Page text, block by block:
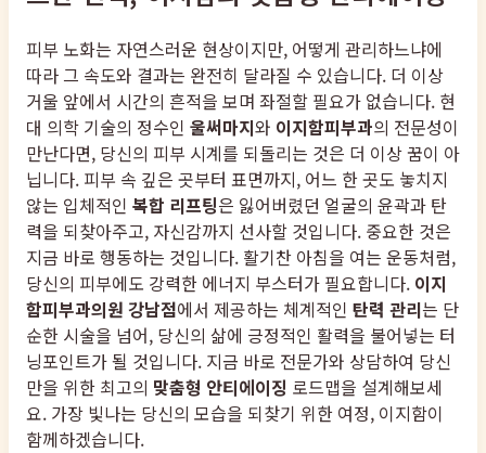
피부 노화는 자연스러운 현상이지만, 어떻게 관리하느냐에
따라 그 속도와 결과는 완전히 달라질 수 있습니다. 더 이상
거울 앞에서 시간의 흔적을 보며 좌절할 필요가 없습니다. 현
대 의학 기술의 정수인 울써마지와 이지함피부과의 전문성이
만난다면, 당신의 피부 시계를 되돌리는 것은 더 이상 꿈이 아
닙니다. 피부 속 깊은 곳부터 표면까지, 어느 한 곳도 놓치지
않는 입체적인 복합 리프팅은 잃어버렸던 얼굴의 윤곽과 탄
력을 되찾아주고, 자신감까지 선사할 것입니다. 중요한 것은
지금 바로 행동하는 것입니다. 활기찬 아침을 여는 운동처럼,
당신의 피부에도 강력한 에너지 부스터가 필요합니다. 이지
함피부과의원 강남점에서 제공하는 체계적인 탄력 관리는 단
순한 시술을 넘어, 당신의 삶에 긍정적인 활력을 불어넣는 터
닝포인트가 될 것입니다. 지금 바로 전문가와 상담하여 당신
만을 위한 최고의 맞춤형 안티에이징 로드맵을 설계해보세
요. 가장 빛나는 당신의 모습을 되찾기 위한 여정, 이지함이
함께하겠습니다.